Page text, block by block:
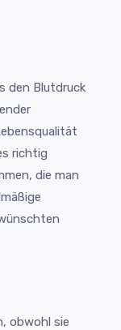
den Blutdruck
richtig
die man
obwohl sie